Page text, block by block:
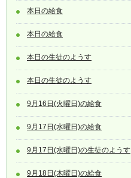
本日の給食
本日の給食
本日の生徒のようす
本日の生徒のようす
9月16日(火曜日)の給食
9月17日(水曜日)の給食
9月17日(水曜日)の生徒のようす
9月18日(木曜日)の給食